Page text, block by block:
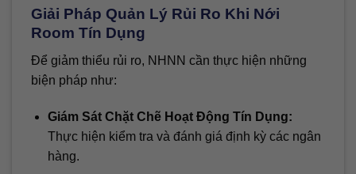
Giải Pháp Quản Lý Rủi Ro Khi Nới
Room Tín Dụng
Để giảm thiểu rủi ro, NHNN cần thực hiện những
biện pháp như:
Giám Sát Chặt Chẽ Hoạt Động Tín Dụng:
Thực hiện kiểm tra và đánh giá định kỳ các ngân
hàng.